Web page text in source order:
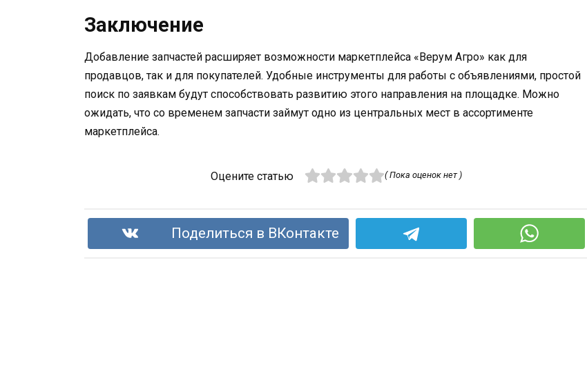
Заключение
Добавление запчастей расширяет возможности маркетплейса «Верум Агро» как для
продавцов, так и для покупателей. Удобные инструменты для работы с объявлениями, простой
поиск по заявкам будут способствовать развитию этого направления на площадке. Можно
ожидать, что со временем запчасти займут одно из центральных мест в ассортименте
маркетплейса.
Оцените статью ( Пока оценок нет )
Поделиться в ВКонтакте